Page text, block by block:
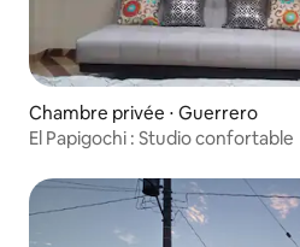
Chambre privée ⋅ Guerrero
El Papigochi : Studio confortable